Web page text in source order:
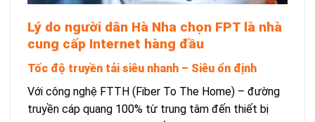
Lý do người dân Hà Nha chọn FPT là nhà
cung cấp Internet hàng đầu
Tốc độ truyền tải siêu nhanh – Siêu ổn định
Với công nghệ FTTH (Fiber To The Home) – đường
truyền cáp quang 100% từ trung tâm đến thiết bị